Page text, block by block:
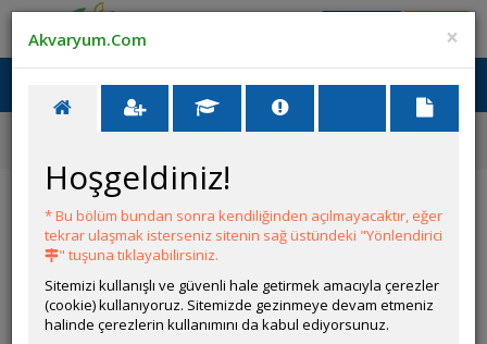
Ana Menü
Ana Sayfa
Tatlı Su Canlıları
Tanganyika Cichlidleri
Tropheus sp. "Red" Kachese
×
Akvaryum.Com
Hoşgeldiniz!
* Bu bölüm bundan sonra kendiliğinden açılmayacaktır, eğer
tekrar ulaşmak isterseniz sitenin sağ üstündeki "Yönlendirici
" tuşuna tıklayabilirsiniz.
Sitemizi kullanışlı ve güvenli hale getirmek amacıyla çerezler
(cookie) kullanıyoruz. Sitemizde gezinmeye devam etmeniz
halinde çerezlerin kullanımını da kabul ediyorsunuz.